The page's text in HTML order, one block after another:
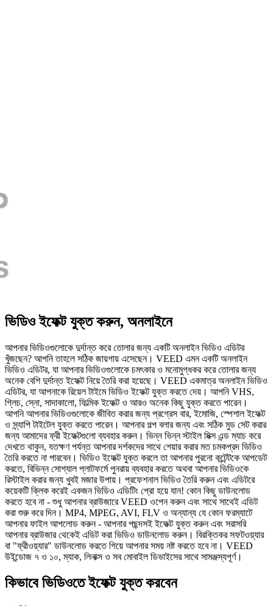
ভিডিও ইফেক্ট যুক্ত করুন, অনলাইনে
আপনার ভিডিওগুলোকে দুর্দান্ত করে তোলার জন্য একটি অনলাইন ভিডিও এডিটর
খুঁজছেন? আপনি তাহলে সঠিক জায়গায় এসেছেন। VEED এমন একটি অনলাইন
ভিডিও এডিটর, যা আপনার ভিডিওগুলোকে চমৎকার ও মনোমুগ্ধকর করে তোলার জন্য
অনেক বেশি দুর্দান্ত ইফেক্ট নিয়ে তৈরি করা হয়েছে। VEED একমাত্র অনলাইন ভিডিও
এডিটর, যা আপনাকে রিয়েল টাইমে ভিডিও ইফেক্ট যুক্ত করতে দেয়। আপনি VHS,
গ্লিচ, স্নো, সাদাকালো, ফিল্মিক ইফেক্ট ও আরও অনেক কিছু যুক্ত করতে পারেন।
আপনি আপনার ভিডিওগুলোকে জীবিত করার জন্য প্রগ্রেস বার, ইমোজি, স্পেশাল ইফেক্ট
ও স্ন্যাপি টাইটেল যুক্ত করতে পারেন। আপনার গল্প বলার জন্য এবং সঠিক মুড সেট করার
জন্য আমাদের ফ্রী ইফেক্টগুলো ব্যবহার করুন। ভিন্ন ভিন্ন স্টাইল মিক্স এন্ড ম্যাচ করে
দেখতে থাকুন, যতক্ষণ পর্যন্ত আপনার দর্শকদের সাথে শেয়ার করার মত চমকপ্রদ ভিডিও
তৈরি করতে না পারবেন। ভিডিও ইফেক্ট যুক্ত করলে তা আপনার পুরনো কন্টেন্টকে আপডেট
করতে, বিভিন্ন সোশ্যাল প্লাটফর্মে পুনরায় ব্যবহার করতে অথবা আপনার ভিডিওকে
রিস্টাইল করার জন্য খুবই মজার উপায়। প্রফেশনাল ভিডিও তৈরি করুন এবং এডিটরে
কয়েকটি ক্লিক করেই একজন ভিডিও এডিটিং প্রো হয়ে যান! কোন কিছু ডাউনলোড
করতে হবে না - শুধু আপনার ব্রাউজারে VEED ওপেন করুন এবং সাথে সাথেই এডিট
করা শুরু করে দিন। MP4, MPEG, AVI, FLV ও অন্যান্য যে কোন ফরম্যাটে
আপনার ফাইল আপলোড করুন - আপনার পছন্দসই ইফেক্ট যুক্ত করুন এবং সরাসরি
আপনার ব্রাউজার থেকেই এডিট করা ভিডিও ডাউনলোড করুন। বিরক্তিকর সফটওয়্যার
বা "ফ্রীওয়্যার" ডাউনলোড করতে গিয়ে আপনার সময় নষ্ট করতে হবে না। VEED
উইন্ডোজ ৭ ও ১০, ম্যাক, লিনাক্স ও সব মোবাইল ডিভাইসের সাথে সামঞ্জস্যপূর্ণ।
কিভাবে ভিডিওতে ইফেক্ট যুক্ত করবেন